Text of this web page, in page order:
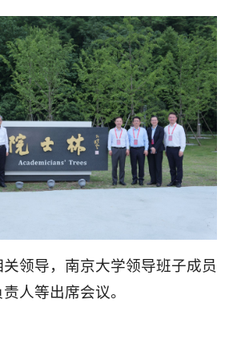
领导，南京大学领导班子成员
人等出席会议。